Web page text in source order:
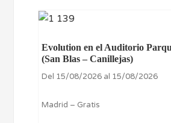
Evolution en el Auditorio
(San Blas – Canillejas)
Del 15/08/2026 al 15/08/2026
Madrid – Gratis